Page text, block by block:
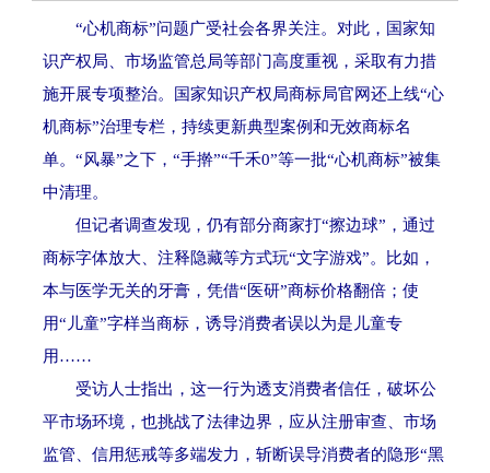
“心机商标”问题广受社会各界关注。对此，国家知
识产权局、市场监管总局等部门高度重视，采取有力措
施开展专项整治。国家知识产权局商标局官网还上线“心
机商标”治理专栏，持续更新典型案例和无效商标名
单。“风暴”之下，“手擀”“千禾0”等一批“心机商标”被集
中清理。
但记者调查发现，仍有部分商家打“擦边球”，通过
商标字体放大、注释隐藏等方式玩“文字游戏”。比如，
本与医学无关的牙膏，凭借“医研”商标价格翻倍；使
用“儿童”字样当商标，诱导消费者误以为是儿童专
用……
受访人士指出，这一行为透支消费者信任，破坏公
平市场环境，也挑战了法律边界，应从注册审查、市场
监管、信用惩戒等多端发力，斩断误导消费者的隐形“黑